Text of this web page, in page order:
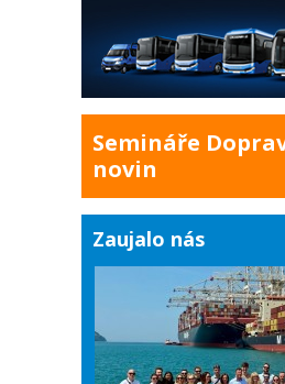
Semináře
novin
Zaujalo nás